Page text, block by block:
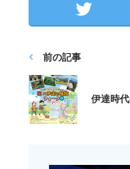
前の記事
伊達時